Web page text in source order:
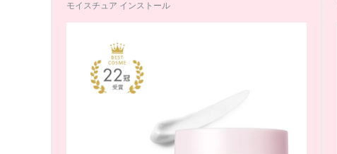
モイスチュア インストール